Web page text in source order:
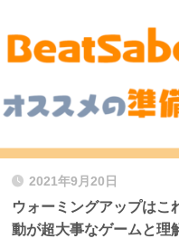
2021年9月20日
ウォーミングアップはこ
動が超大事なゲームと理